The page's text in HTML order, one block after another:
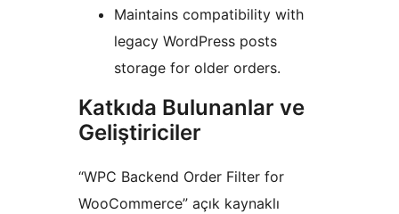
Maintains compatibility with
legacy WordPress posts
storage for older orders.
Katkıda Bulunanlar ve
Geliştiriciler
“WPC Backend Order Filter for
WooCommerce” açık kaynaklı